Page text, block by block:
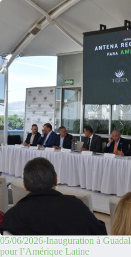
05/06/2026-Inauguration à
pour l’Amérique Latine